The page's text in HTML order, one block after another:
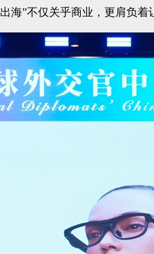
”不仅关乎商业，更肩负着